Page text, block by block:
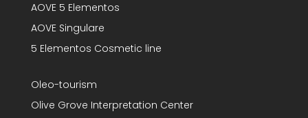
AOVE 5 Elementos
AOVE Singulare
5 Elementos Cosmetic line
Oleo-tourism
Olive Grove Interpretation Center